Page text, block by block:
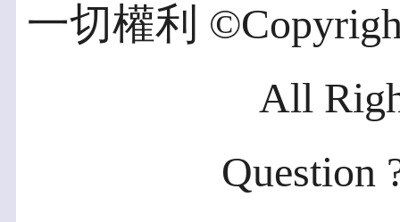
一切權利
All
Question